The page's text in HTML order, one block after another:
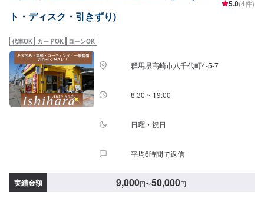
ト・ディスク・引きずり)
5.0(4件)
代車OK カードOK ローンOK
群馬県高崎市八千代町4-5-7
8:30 ~ 19:00
日曜・祝日
平均6時間で返信
実績金額 9,000円〜50,000円